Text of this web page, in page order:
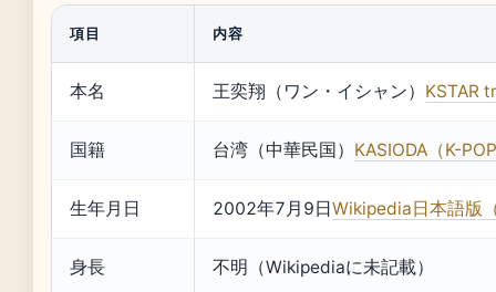
項目 内容
本名 王奕翔（ワン・イシャン） KSTAR
国籍 台湾（中華民国） KASIODA（K-
生年月日 2002年7月9日Wikipedia日本語版
身長 不明（Wikipediaに未記載）